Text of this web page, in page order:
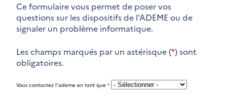
Ce formulaire vous permet de poser vos
questions sur les dispositifs de l'ADEME ou de
signaler un problème informatique.
Les champs marqués par un astérisque (*) sont
obligatoires.
Vous contactez l’ademe en tant que *